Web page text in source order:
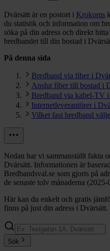
Dvärsätt är en postort i Krokoms
du statistik och information om
söka på din adress och direkt
bredbandet till din bostad i
På denna sida
Bredband via fiber i
Anslut fiber till bostad i
Bredband via kabel-TV
Internetleverantörer i
Vilket fast bredband
Nedan har vi sammanställt fakta
Dvärsätt. Informationen är
Bredbandsval.se som gjorts på
de senaste tolv månaderna
Här kan du enkelt och gratis
finns på just din adress i
Sök